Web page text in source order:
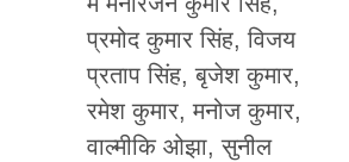
प्रमोद कुमार सिंह, विजय
प्रताप सिंह, बृजेश कुमार,
रमेश कुमार, मनोज कुमार,
वाल्मीकि ओझा, सुनील